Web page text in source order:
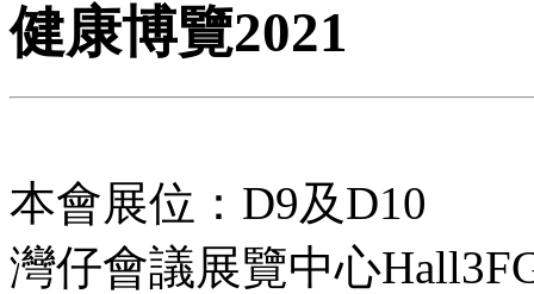
健康博覽2021
本會展位：D9及D10
灣仔會議展覽中心